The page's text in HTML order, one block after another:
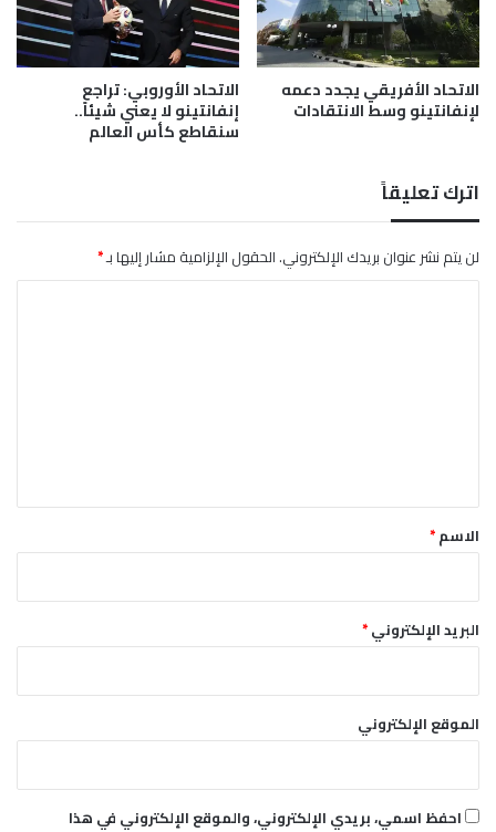
و
ر
و
ب
ا
الاتحاد الأفريقي يجدد دعمه
لإنفانتينو وسط الانتقادات
الاتحاد الأوروبي: تراجع
إنفانتينو لا يعني شيئاً..
سنقاطع كأس العالم
اترك تعليقاً
لن يتم نشر عنوان بريدك الإلكتروني.الحقول الإلزامية مشار إليها بـ*
*الاسم*
البريد الإلكتروني*
الموقع الإلكتروني
احفظ اسمي، بريدي الإلكتروني، والموقع الإلكتروني في هذا